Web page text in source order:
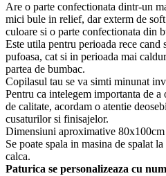
Are o parte confectionata dintr-un
mici bule in relief, dar exterm de
culoare si o parte confectionata din
Este utila pentru perioada rece cand
pufoasa, cat si in perioada mai
partea de bumbac.
Copilasul tau se va simti minunat
Pentru ca intelegem importanta de
de calitate, acordam o atentie
cusaturilor si finisajelor.
Dimensiuni aproximative 80x100cm
Se poate spala in masina de spalat
calca.
Paturica se personalizeaza cu